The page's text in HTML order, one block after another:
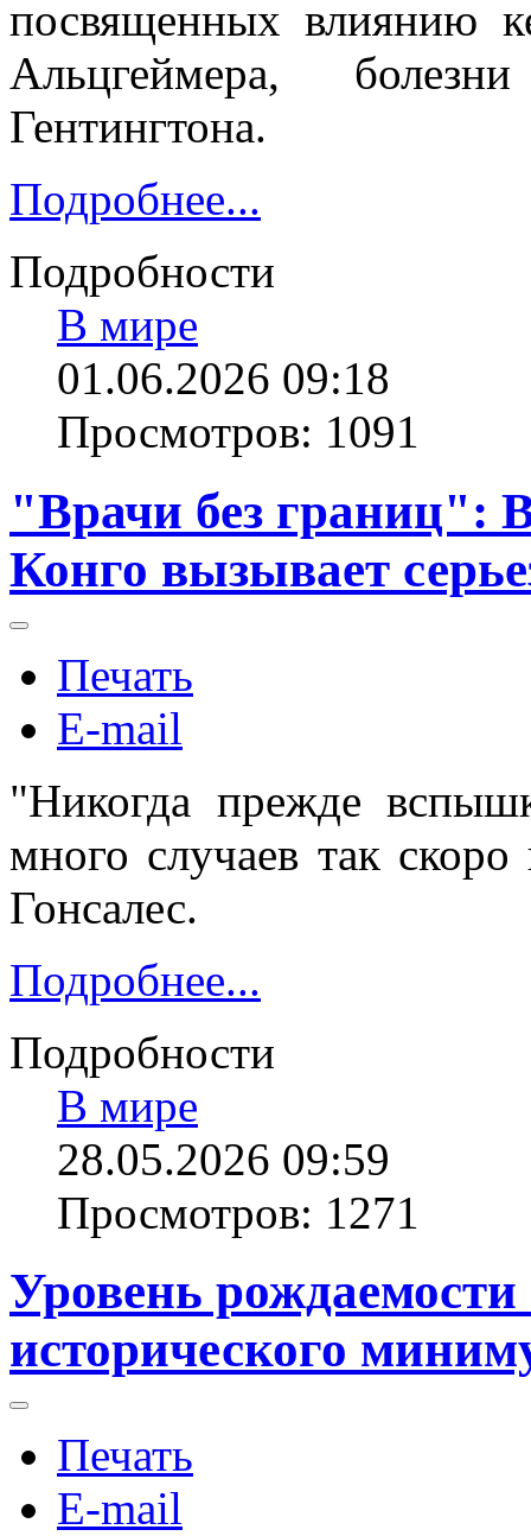
посвященных влиянию
Альцгеймера,
Гентингтона.
Подробнее...
Подробности
В мире
01.06.2026 09:18
Просмотров: 1091
"Врачи без
Конго вызывает
Печать
E-mail
"Никогда прежде
много случаев так
Гонсалес.
Подробнее...
Подробности
В мире
28.05.2026 09:59
Просмотров: 1271
Уровень
исторического
Печать
E-mail